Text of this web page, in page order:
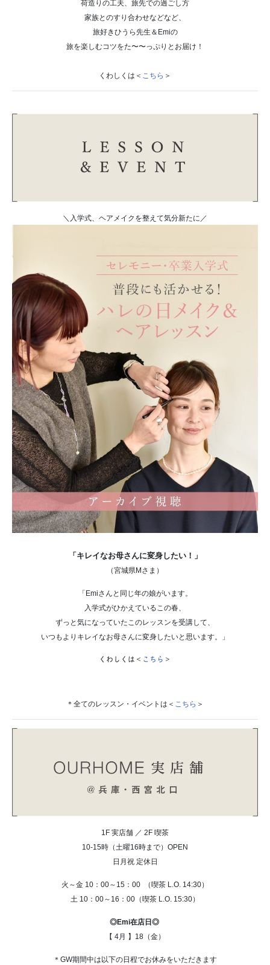
荷造りの工夫、旅先での過ごし方
家族とのすり合わせなどなど、
旅好きひうら先生＆Emiの
旅を楽しむコツをた〜〜っぷりとお届け！
くわしくは＜ こちら ＞
＼入学式、ヘアメイクを整えて気分新たに／
「キレイなお母さんに変身したい！」
（宮城県Mさま）
「Emiさんと同じ年の娘がいます。
入学式がひかえているこの春、
ずっと気になっていたこのレッスンを受講して、
いつもよりキレイなお母さんに変身したいと思います。」
くわしくは＜ こちら ＞
＊全てのレッスン・イベントは＜ こちら ＞
1F 実店舗 ／ 2F 喫茶
10-15時（土曜16時まで）OPEN
日月祝 定休日
火～金 10：00～15：00 （喫茶 L.O. 14:30）
土 10：00～16：00（喫茶 L.O. 15:30）
◎Emi在店日◎
【 4月 】18（金）
＊GW期間中は以下の日程でお休みをいただきます